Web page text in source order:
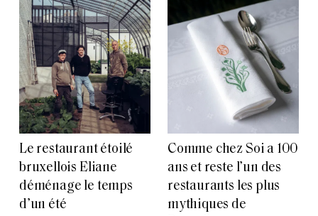
Le restaurant étoilé
bruxellois Eliane
déménage le temps
d’un été
Comme chez Soi a 100
ans et reste l’un des
restaurants les plus
mythiques de